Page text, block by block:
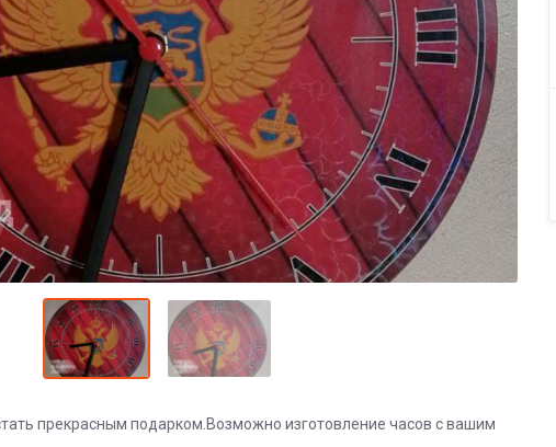
прекрасным подарком.Возможно изготовление часов с вашим